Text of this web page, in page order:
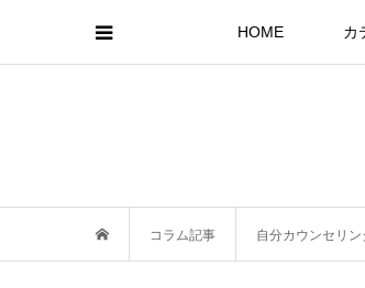
HOME カ
コラム記事 自分カウンセリン